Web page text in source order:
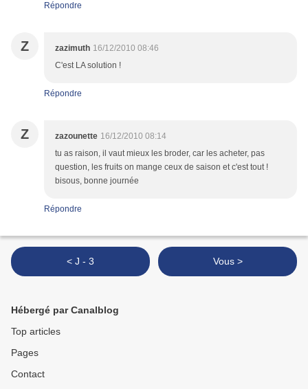
Répondre
Z zazimuth 16/12/2010 08:46
C'est LA solution !
Répondre
Z zazounette 16/12/2010 08:14
tu as raison, il vaut mieux les broder, car les acheter, pas
question, les fruits on mange ceux de saison et c'est tout !
bisous, bonne journée
Répondre
< J - 3 Vous >
Hébergé par Canalblog
Top articles
Pages
Contact